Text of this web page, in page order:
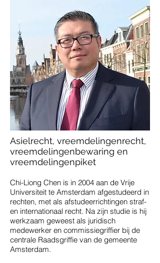
Asielrecht, vreemdelingenrecht,
vreemdelingenbewaring en
vreemdelingenpiket
Chi-Liong Chen is in 2004 aan de Vrije
Universiteit te Amsterdam afgestudeerd in
rechten, met als afstudeerrichtingen straf-
en internationaal recht. Na zijn studie is hij
werkzaam geweest als juridisch
medewerker en commissiegriffier bij de
centrale Raadsgriffie van de gemeente
Amsterdam.